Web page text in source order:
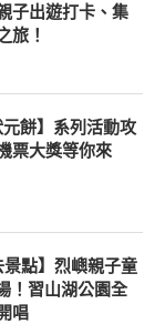
子出遊打卡、集
旅！
餅】系列活動攻
票大獎等你來
景點】烈嶼親子童
！習山湖公園全
唱